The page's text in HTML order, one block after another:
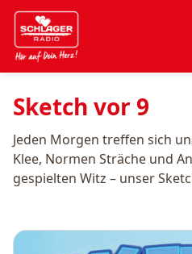
Sketch vor 9
Jeden Morgen treffen sich
Klee, Normen Sträche und
gespielten Witz – unser